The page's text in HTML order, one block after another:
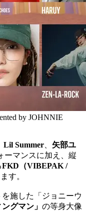
by JOHNNIE
Lil Summer
矢部ユ
ーマンスに加え、縦
FKD（VIBEPAK /
す。
施した「ジョニーウ
グマン」 の等身大像